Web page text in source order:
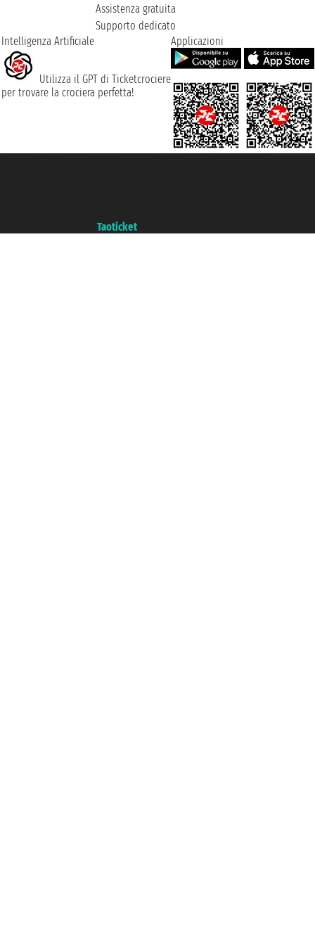
Assistenza gratuita
Supporto dedicato
Intelligenza Artificiale
Utilizza il GPT di Ticketcrociere
per trovare la crociera perfetta!
Applicazioni
Taoticket